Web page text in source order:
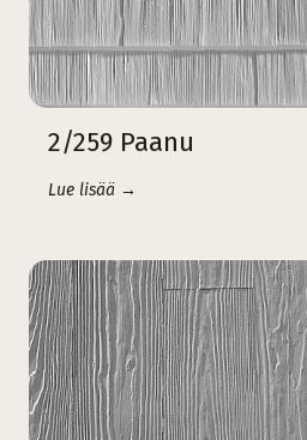
2/259 Paanu
Lue lisää →